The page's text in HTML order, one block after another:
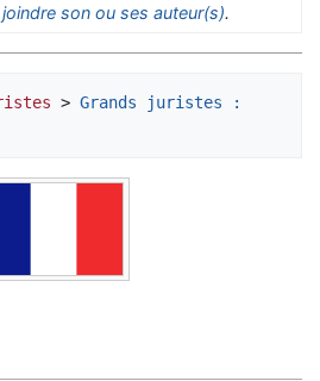
son ou ses auteur(s).
> Grands juristes :